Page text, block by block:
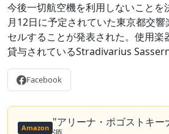
今後一切航空機を利用しないことを
月12日に予定されていた東京都交
セルすることが発表された。使用楽
貸与されているStradivarius
Facebook
Amazon "アリーナ・ポゴストキー